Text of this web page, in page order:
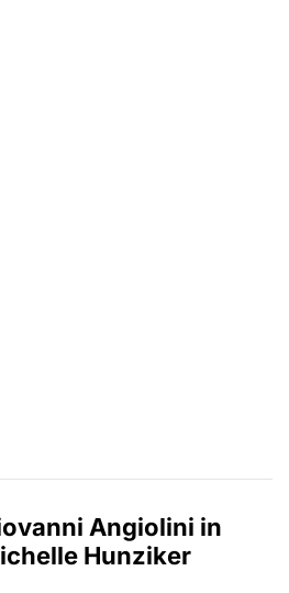
Angiolini in
Hunziker